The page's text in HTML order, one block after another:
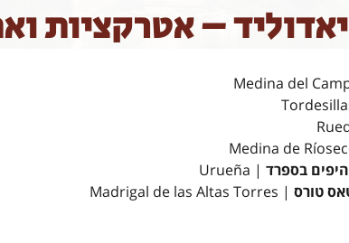
– אטרקציות
בספרד | Urueña
טורס | Madrigal de las Altas Torres